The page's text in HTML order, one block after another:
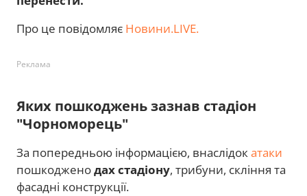
Про це повідомляє Новини.LIVE.
Реклама
Яких пошкоджень зазнав стадіон
"Чорноморець"
За попередньою інформацією, внаслідокатаки
пошкодженодах стадіону, трибуни, скління та
фасадні конструкції.